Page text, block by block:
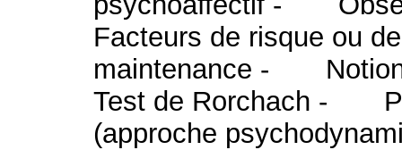
Facteurs de risque ou
maintenance -
Test de Rorchach -
(approche